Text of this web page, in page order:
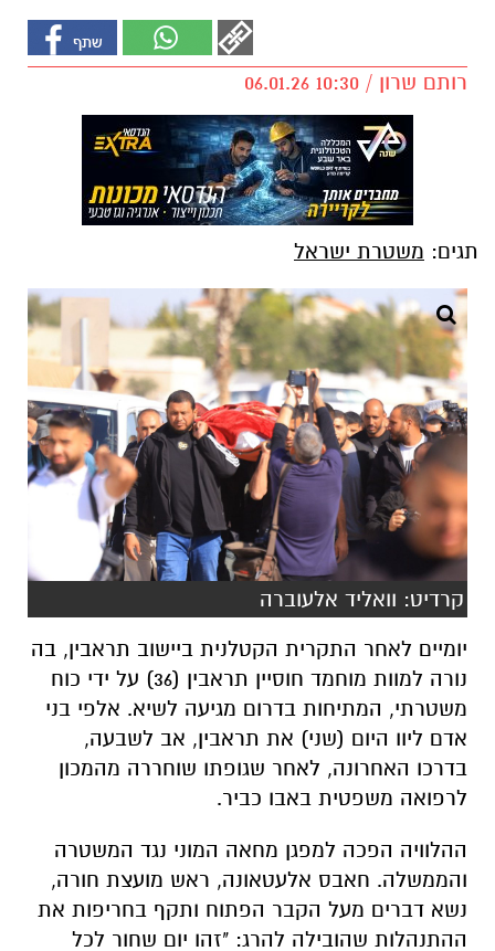
רותם שרון / 10:30 06.01.26
תגים: משטרת ישראל
קרדיט: וואליד אלעוברה
יומיים לאחר התקרית הקטלנית ביישוב תראבין, בה
נורה למוות מוחמד חוסיין תראבין (36) על ידי כוח
משטרתי, המתיחות בדרום מגיעה לשיא. אלפי בני
אדם ליוו היום (שני) את תראבין, אב לשבעה,
בדרכו האחרונה, לאחר שגופתו שוחררה מהמכון
לרפואה משפטית באבו כביר.
ההלוויה הפכה למפגן מחאה המוני נגד המשטרה
והממשלה. חאבס אלעטאונה, ראש מועצת חורה,
נשא דברים מעל הקבר הפתוח ותקף בחריפות את
ההתנהלות שהובילה להרג: "זהו יום שחור לכל